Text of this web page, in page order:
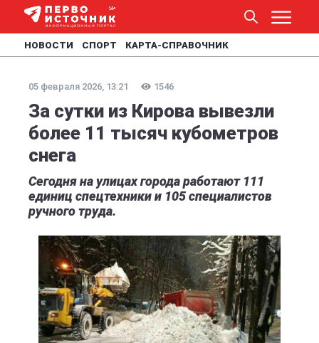
НОВОСТИ СПОРТ КАРТА-СПРАВОЧНИК
05 февраля 2026, 13:21 1546
За сутки из Кирова вывезли
более 11 тысяч кубометров
снега
Сегодня на улицах города работают 111
единиц спецтехники и 105 специалистов
ручного труда.